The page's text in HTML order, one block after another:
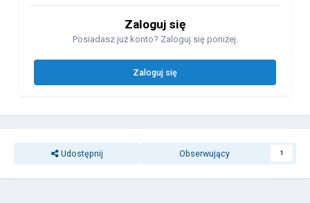
Zaloguj się
Posiadasz już konto? Zaloguj się poniżej.
Zaloguj się
Udostępnij Obserwujący 1